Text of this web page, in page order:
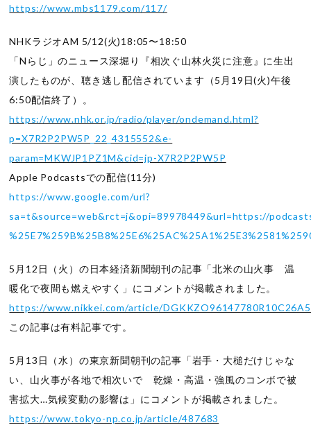
https://www.mbs1179.com/117/
NHKラジオAM 5/12(火)18:05〜18:50
「Nらじ」のニュース深堀り『相次ぐ山林火災に注意』に生出
演したものが、聴き逃し配信されています（5月19日(火)午後
6:50配信終了）。
https://www.nhk.or.jp/radio/player/ondemand.html?
p=X7R2P2PW5P_22_4315552&e-
param=MKWJP1PZ1M&cid=jp-X7R2P2PW5P
Apple Podcastsでの配信(11分)
https://www.google.com/url?
sa=t&source=web&rct=j&opi=89978449&url=https://
5月12日（火）の日本経済新聞朝刊の記事「北米の山火事 温
暖化で夜間も燃えやすく」にコメントが掲載されました。
https://www.nikkei.com/article/
この記事は有料記事です。
5月13日（水）の東京新聞朝刊の記事「岩手・大槌だけじゃな
い、山火事が各地で相次いで 乾燥・高温・強風のコンボで被
害拡大…気候変動の影響は」にコメントが掲載されました。
https://www.tokyo-np.co.jp/article/487683